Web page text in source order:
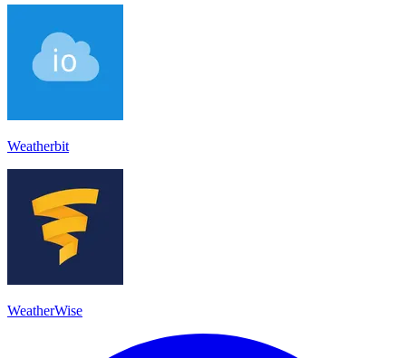
Weatherbit
WeatherWise